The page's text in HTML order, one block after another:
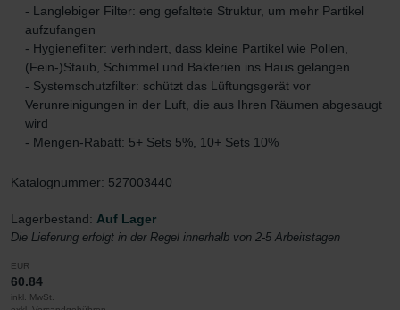
- Langlebiger Filter: eng gefaltete Struktur, um mehr Partikel
aufzufangen
- Hygienefilter: verhindert, dass kleine Partikel wie Pollen,
(Fein-)Staub, Schimmel und Bakterien ins Haus gelangen
- Systemschutzfilter: schützt das Lüftungsgerät vor
Verunreinigungen in der Luft, die aus Ihren Räumen abgesaugt
wird
- Mengen-Rabatt: 5+ Sets 5%, 10+ Sets 10%
Katalognummer: 527003440
Lagerbestand: Auf Lager
Die Lieferung erfolgt in der Regel innerhalb von 2-5 Arbeitstagen
EUR
60.84
inkl. MwSt.